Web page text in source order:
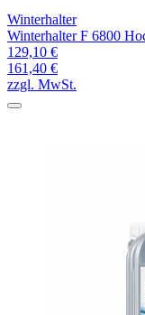
Winterhalter
Winterhalter F 6800
129,10 €
161,40 €
zzgl. MwSt.